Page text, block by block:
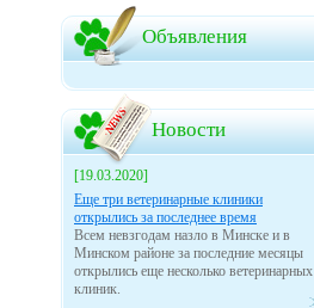
Объявления
Новости
[19.03.2020]
Еще три ветеринарные клиники
открылись за последнее время
Всем невзгодам назло в Минске и в
Минском районе за последние месяцы
открылись еще несколько ветеринарных
клиник.